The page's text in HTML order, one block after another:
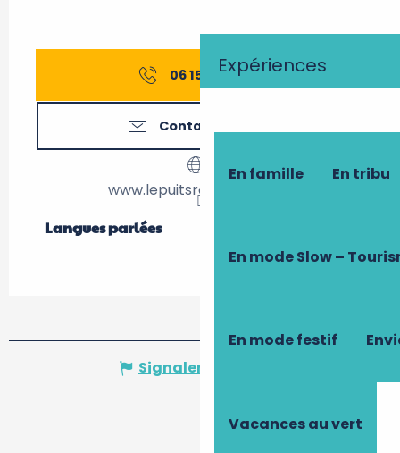
Expériences
En famille En tribu
En mode Slow –
En mode festif
Vacances au vert
06 15 72 76▒▒
Contactez-nous
www.lepuitsrenaissance.fr
Langues parlées
Langues parlées
Signaler une erreur